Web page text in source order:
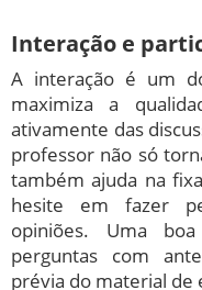
Interação e
A interação é um
maximiza a
ativamente das
professor não só
também ajuda na
hesite em fazer
opiniões. Uma
perguntas com
prévia do material de